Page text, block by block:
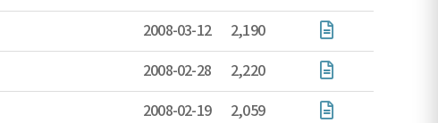
2008-03-12 2,190
2008-02-28 2,220
2008-02-19 2,059